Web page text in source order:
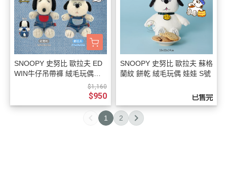
SNOOPY 史努比 歐拉夫 ED
WIN牛仔吊帶褲 絨毛玩偶娃
$1,160
$950
SNOOPY 史努比 歐拉夫 蘇格
蘭紋 餅乾 絨毛玩偶 娃娃 S號
已售完
1 2